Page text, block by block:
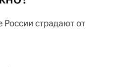
страдают от